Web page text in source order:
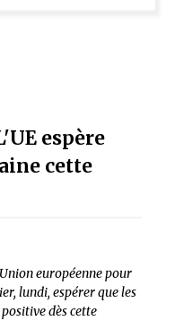
espère
cette
européenne pour
lundi, espérer que les
dès cette